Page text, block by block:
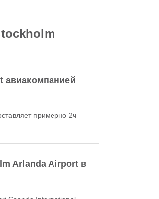
авиакомпанией
Arlanda Airport в